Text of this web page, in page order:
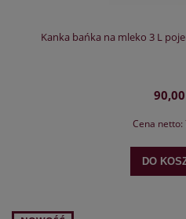
Kanka bańka na mleko 3 L
90,00
Cena netto:
DO